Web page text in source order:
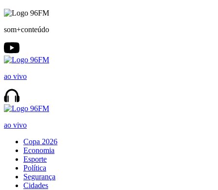
som+conteúdo
ao vivo
ao vivo
Copa 2026
Economia
Esporte
Política
Segurança
Cidades